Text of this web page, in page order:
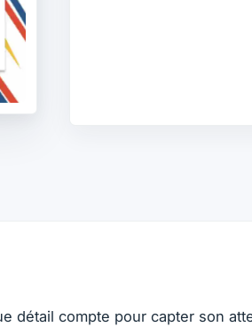
détail compte pour capter son